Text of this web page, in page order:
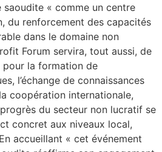
saoudite « comme un centre
du renforcement des capacités
dans le domaine non
Forum servira, tout aussi, de
la formation de
l’échange de connaissances
coopération internationale,
du secteur non lucratif se
concret aux niveaux local,
accueillant « cet événement